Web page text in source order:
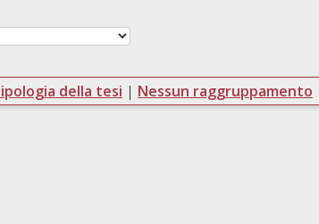
della tesi | Nessun raggruppamento